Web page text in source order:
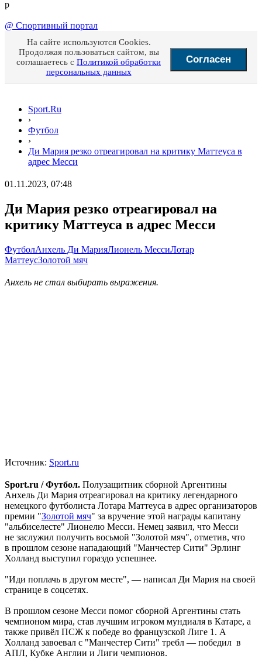
p
@ Спортивный портал
На сайте используются Cookies.
Продолжая пользоваться сайтом, вы
соглашаетесь с Политикой обработки
персональных данных
Согласен
Sport.Ru
›
Футбол
›
Ди Мария резко отреагировал на критику Маттеуса в
адрес Месси
01.11.2023, 07:48
Ди Мария резко отреагировал на
критику Маттеуса в адрес Месси
ФутболАнхель Ди МарияЛионель МессиЛотар
МаттеусЗолотой мяч
Анхель не стал выбирать выражения.
Источник: Sport.ru
Sport.ru / Футбол. Полузащитник сборной Аргентины
Анхель Ди Мария отреагировал на критику легендарного
немецкого футболиста Лотара Маттеуса в адрес организаторов
премии "Золотой мяч" за вручение этой награды капитану
"альбиселесте" Лионелю Месси. Немец заявил, что Месси
не заслужил получить восьмой "Золотой мяч", отметив, что
в прошлом сезоне нападающий "Манчестер Сити" Эрлинг
Холланд выступил гораздо успешнее.
"Иди поплачь в другом месте", — написал Ди Мария на своей
странице в соцсетях.
В прошлом сезоне Месси помог сборной Аргентины стать
чемпионом мира, став лучшим игроком мундиаля в Катаре, а
также привёл ПСЖ к победе во французской Лиге 1. А
Холланд завоевал с "Манчестер Сити" требл — победил в
АПЛ, Кубке Англии и Лиги чемпионов.